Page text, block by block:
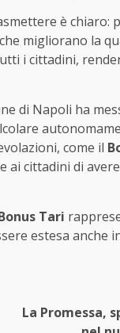
è
che migliorano la
i cittadini,
di Napoli ha
come il
cittadini di
Tari
estesa
La Promessa,